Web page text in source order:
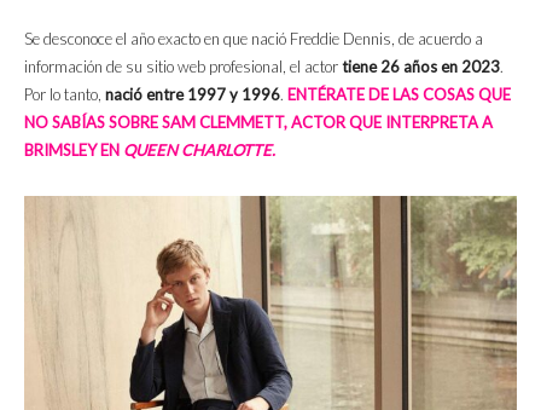
Se desconoce el año exacto en que nació Freddie Dennis, de acuerdo a
información de su sitio web profesional, el actortiene 26 años en 2023.
Por lo tanto, nació entre 1997 y 1996. ENTÉRATE DE LAS COSAS QUE
NO SABÍAS SOBRE SAM CLEMMETT, ACTOR QUE INTERPRETA A
BRIMSLEY EN QUEEN CHARLOTTE.